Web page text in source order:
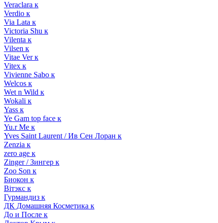
Veraclara к
Verdio к
Via Lata к
Victoria Shu к
Vilenta к
Vilsen к
Vitae Ver к
Vitex к
Vivienne Sabo к
Welcos к
Wet n Wild к
Wokali к
Yass к
Ye Gam top face к
Yu.r Me к
Yves Saint Laurent / Ив Сен Лоран к
Zenzia к
zero age к
Zinger / Зингер к
Zoo Son к
Биокон к
Вiтэкс к
Гурмандиз к
ДК Домашняя Косметика к
До и После к